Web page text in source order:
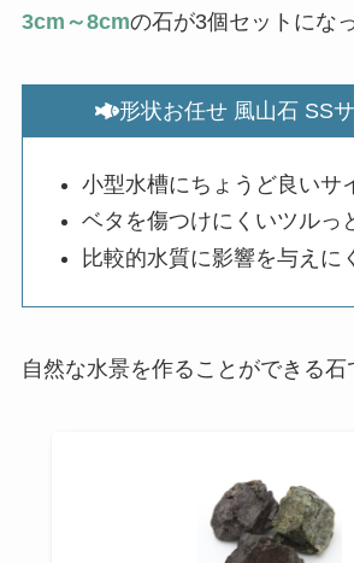
3cm～8cmの石が3個セットにな
形状お任せ 風山石 SS
小型水槽にちょうど良いサ
ベタを傷つけにくいツルっ
比較的水質に影響を与えに
自然な水景を作ることができる石